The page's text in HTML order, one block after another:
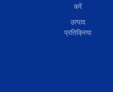
करें
उत्पाद
प्रतिक्रिया